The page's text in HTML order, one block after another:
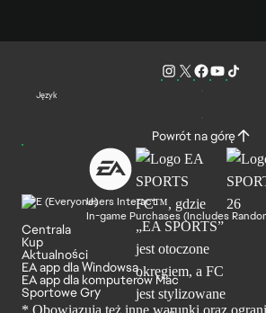
Język
Powrót na górę
Users Interact
In-game Purchases (Includes
Centrala
Kup
Aktualności
EA app dla Windowsa
EA app dla komputerów Mac
Sportowe Gry